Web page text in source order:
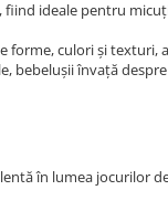
ideale pentru
forme, culori și
bebelușii învață
în lumea jocurilor